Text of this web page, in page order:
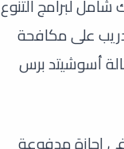
لبرامج التنوع
على مكافحة
أسوشيتد برس